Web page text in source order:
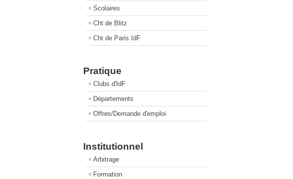
Scolaires
Cht de Blitz
Cht de Paris IdF
Pratique
Clubs d'IdF
Départements
Offres/Demande d'emploi
Institutionnel
Arbitrage
Formation